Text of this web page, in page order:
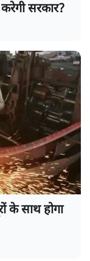
सरकार?
के साथ होगा